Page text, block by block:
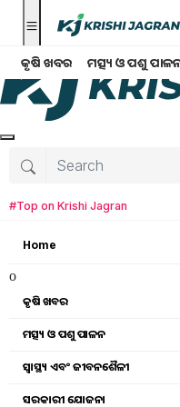
କୃଷି ଖବର ମତ୍ସ୍ୟ ଓ ପଶୁ
#Top on Krishi Jagran
Home
o
କୃଷି ଖବର
ମତ୍ସ୍ୟ ଓ ପଶୁ ପାଳନ
ସ୍ୱାସ୍ଥ୍ୟ ଏବଂ ଜୀବନଶୈଳୀ
ସରକାରୀ ଯୋଜନା
କୃଷି ବିଶ୍ବକୋଷ